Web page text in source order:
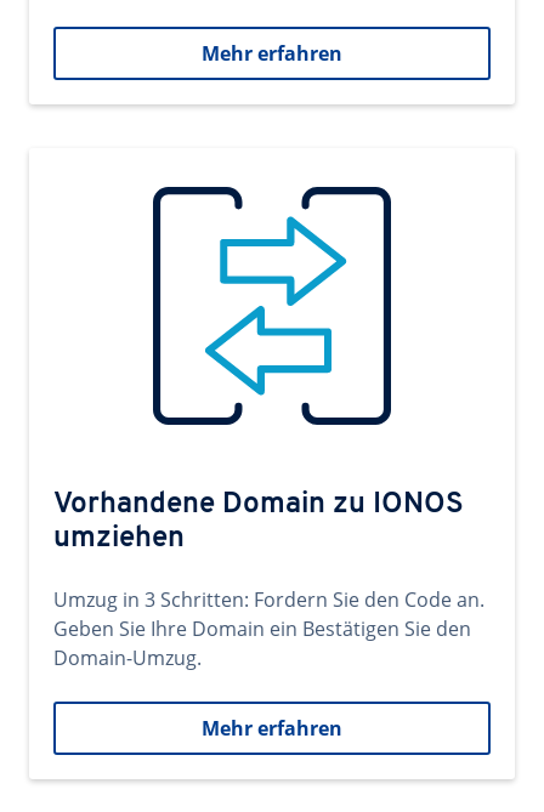
Mehr erfahren
Vorhandene Domain zu IONOS
umziehen
Umzug in 3 Schritten: Fordern Sie den Code an.
Geben Sie Ihre Domain ein Bestätigen Sie den
Domain-Umzug.
Mehr erfahren